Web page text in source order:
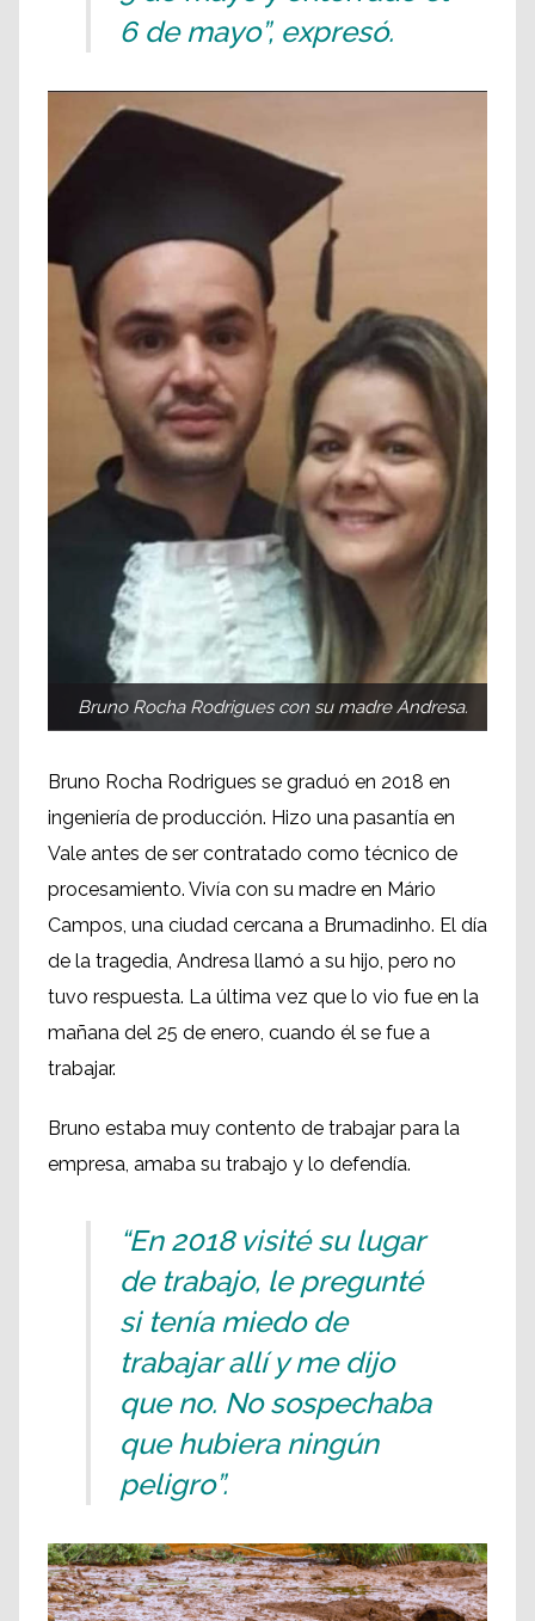
6 de mayo”, expresó.
Bruno Rocha Rodrigues con su madre Andresa.
Bruno Rocha Rodrigues se graduó en 2018 en
ingeniería de producción. Hizo una pasantía en
Vale antes de ser contratado como técnico de
procesamiento. Vivía con su madre en Mário
Campos, una ciudad cercana a Brumadinho. El día
de la tragedia, Andresa llamó a su hijo, pero no
tuvo respuesta. La última vez que lo vio fue en la
mañana del 25 de enero, cuando él se fue a
trabajar.
Bruno estaba muy contento de trabajar para la
empresa, amaba su trabajo y lo defendía.
“En 2018 visité su lugar
de trabajo, le pregunté
si tenía miedo de
trabajar allí y me dijo
que no. No sospechaba
que hubiera ningún
peligro”.